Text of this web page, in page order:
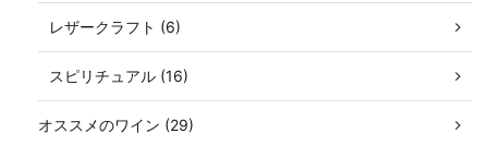
レザークラフト (6)
スピリチュアル (16)
オススメのワイン (29)